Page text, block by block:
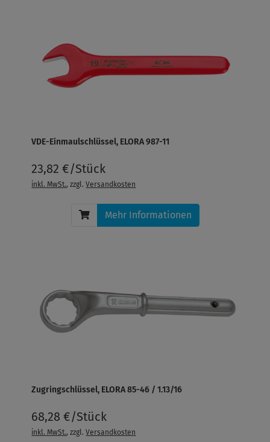
VDE-Einmaulschlüssel, ELORA 987-11
23,82 €/Stück
inkl. MwSt., zzgl.Versandkosten
Mehr Informationen
Zugringschlüssel, ELORA 85-46 / 1.13/16
68,28 €/Stück
inkl. MwSt., zzgl.Versandkosten